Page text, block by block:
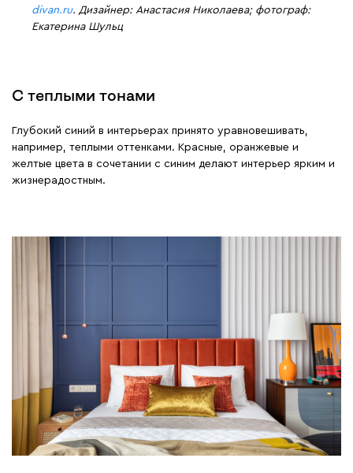
divan.ru. Дизайнер: Анастасия Николаева; фотограф:
Екатерина Шульц
С теплыми тонами
Глубокий синий в интерьерах принято уравновешивать,
например, теплыми оттенками. Красные, оранжевые и
желтые цвета в сочетании с синим делают интерьер ярким и
жизнерадостным.